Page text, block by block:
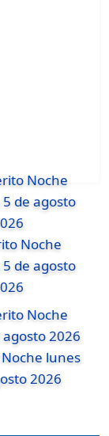
Noche
de agosto
lunes
2026